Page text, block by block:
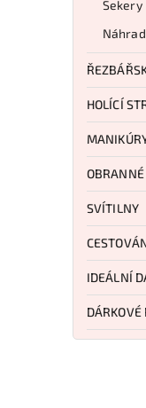
Sekery
HOLÍCÍ
OBRANNÉ
SVÍTILNY
IDEÁLNÍ
DÁRKOVÉ